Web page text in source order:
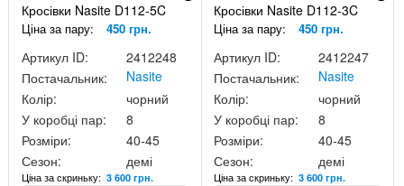
Кросівки Nasite D112-5C
Ціна за пару: 450 грн.
Артикул ID:
2412248
Постачальник:
Nasite
Колір:
чорний
У коробці пар:
8
Розміри:
40-45
Сезон:
демі
Ціна за скриньку: 3 600 грн.
Кросівки Nasite D112-3C
Ціна за пару: 450 грн.
Артикул ID:
2412247
Постачальник:
Nasite
Колір:
чорний
У коробці пар:
8
Розміри:
40-45
Сезон:
демі
Ціна за скриньку:3 600 грн.